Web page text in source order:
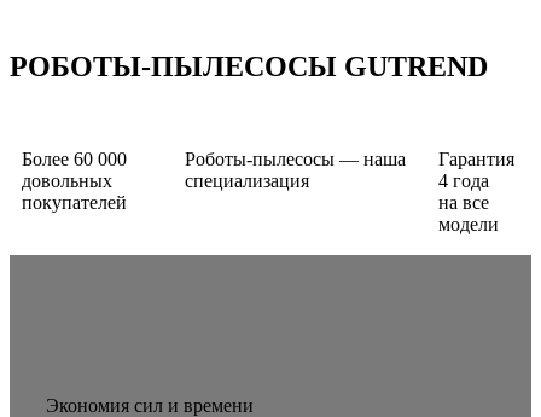
РОБОТЫ-ПЫЛЕСОСЫ GUTREND
Более 60 000
довольных
покупателей
Роботы-пылесосы — наша
специализация
Гарантия
4 года
на все
модели
Экономия сил и времени